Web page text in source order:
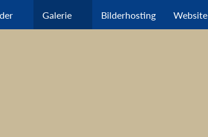
Galerie Bilderhosting Website